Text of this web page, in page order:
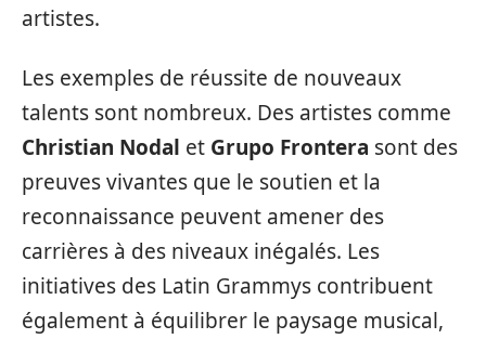
artistes.
Les exemples de réussite de nouveaux
talents sont nombreux. Des artistes comme
Christian Nodal et Grupo Frontera sont des
preuves vivantes que le soutien et la
reconnaissance peuvent amener des
carrières à des niveaux inégalés. Les
initiatives des Latin Grammys contribuent
également à équilibrer le paysage musical,